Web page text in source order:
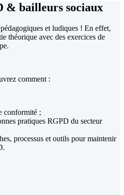
& bailleurs sociaux
et ludiques ! En effet,
théorique avec des exercices de
comment :
conformité ;
pratiques RGPD du secteur
processus et outils pour maintenir